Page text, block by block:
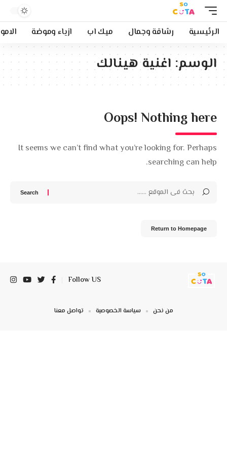
الرئيسية رشاقة وجمال ميك اب ازياء وموضة
الوسم: اغنية هينالك
Oops! Nothing here
It seems we can’t find what you’re looking for. Perhaps
searching can help.
Return to Homepage
Follow US
من نحن سياسة الخصوصية تواصل معنا